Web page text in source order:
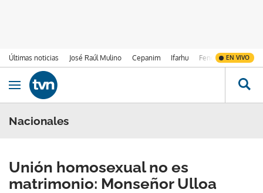
Últimas noticias José Raúl Mulino Cepanim Ifarhu Fenómeno de El
EN VIVO
Ir al contenido
Obrir navegació
Nacionales
Unión homosexual no es
matrimonio: Monseñor Ulloa